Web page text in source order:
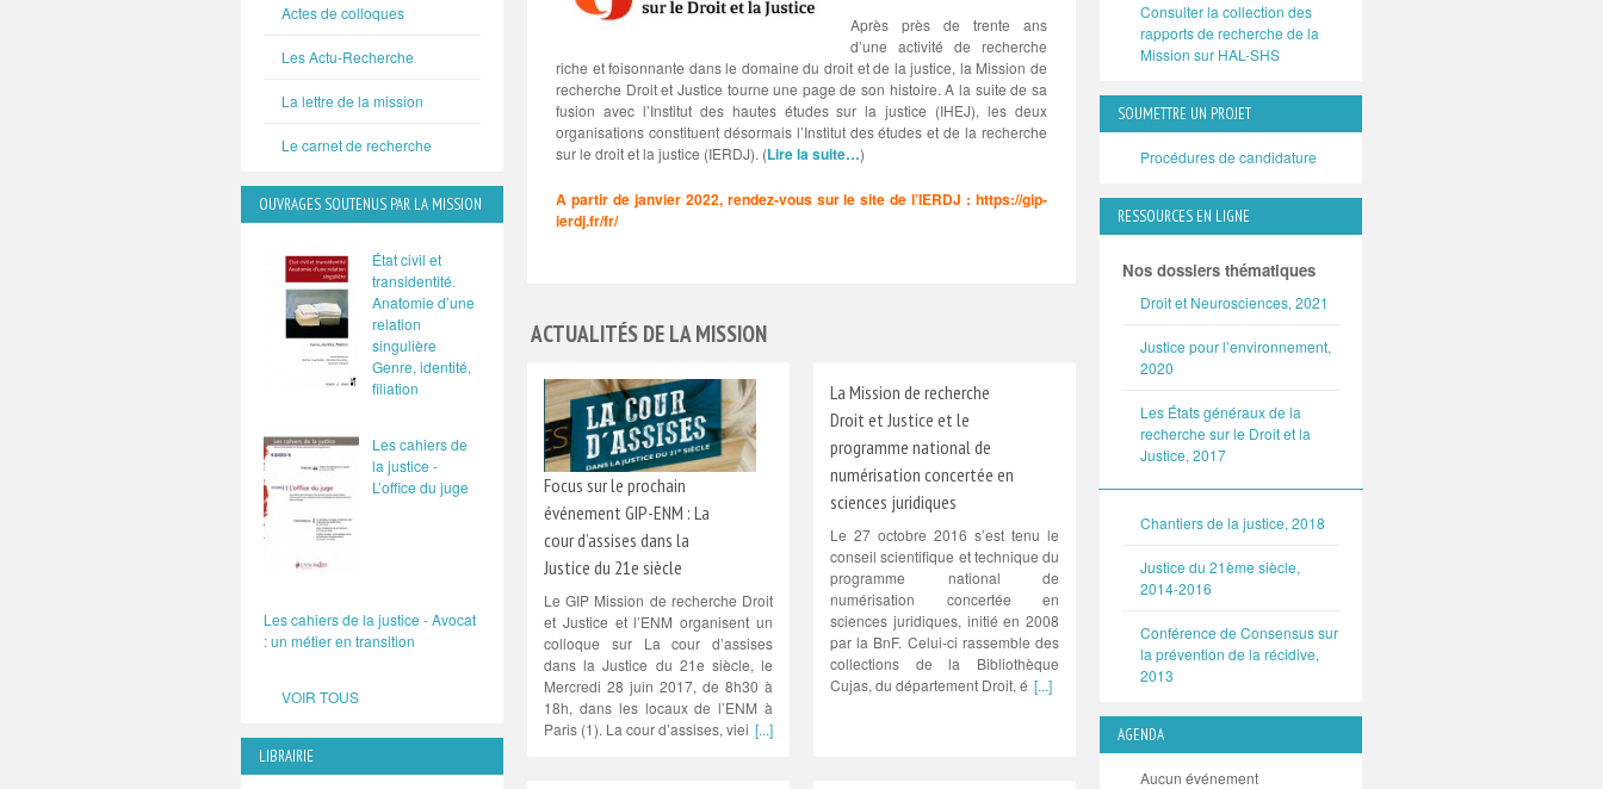
Après près de trente ans
d’une activité de recherche
riche et foisonnante dans le domaine du droit et de la justice, la Mission de
recherche Droit et Justice tourne une page de son histoire. A la suite de sa
fusion avec l’Institut des hautes études sur la justice (IHEJ), les deux
organisations constituent désormais l’Institut des études et de la recherche
sur le droit et la justice (IERDJ). (Lire la suite…)
A partir de janvier 2022, rendez-vous sur le site de l’IERDJ : https://gip-
ierdj.fr/fr/
ACTUALITÉS DE LA MISSION
Focus sur le prochain
événement GIP-ENM : La
cour d’assises dans la
Justice du 21e siècle
Le GIP Mission de recherche Droit
et Justice et l’ENM organisent un
colloque sur La cour d’assises
dans la Justice du 21e siècle, le
Mercredi 28 juin 2017, de 8h30 à
18h, dans les locaux de l’ENM à
Paris (1). La cour d’assises, viei [...]
La Mission de recherche
Droit et Justice et le
programme national de
numérisation concertée en
sciences juridiques
Le 27 octobre 2016 s’est tenu le
conseil scientifique et technique du
programme national de
numérisation concertée en
sciences juridiques, initié en 2008
par la BnF. Celui-ci rassemble des
collections de la Bibliothèque
Cujas, du département Droit, é [...]
Actes de colloques
Les Actu-Recherche
La lettre de la mission
Le carnet de recherche
OUVRAGES SOUTENUS PAR LA MISSION
État civil et
transidentité.
Anatomie d’une
relation
singulière
Genre, identité,
filiation
Les cahiers de
la justice -
L’office du juge
Les cahiers de la justice - Avocat
: un métier en transition
VOIR TOUS
LIBRAIRIE
Consulter la collection des
rapports de recherche de la
Mission sur HAL-SHS
SOUMETTRE UN PROJET
Procédures de candidature
RESSOURCES EN LIGNE
Nos dossiers thématiques
Droit et Neurosciences, 2021
Justice pour l’environnement,
2020
Les États généraux de la
recherche sur le Droit et la
Justice, 2017
Chantiers de la justice, 2018
Justice du 21ème siècle,
2014-2016
Conférence de Consensus sur
la prévention de la récidive,
2013
AGENDA
Aucun événement